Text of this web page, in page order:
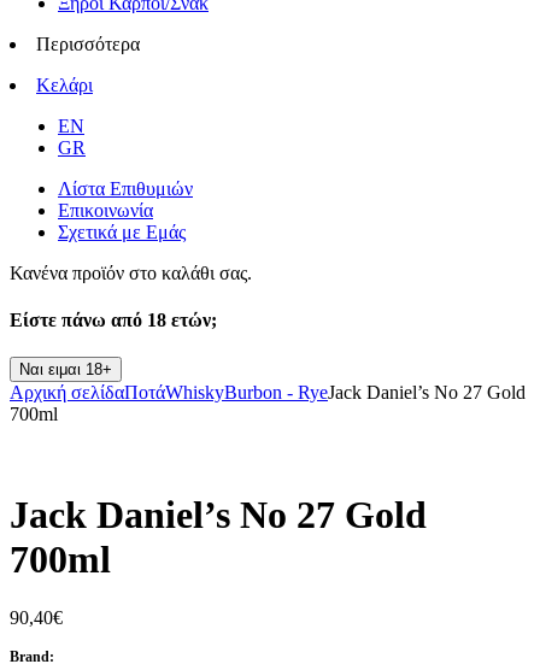
Περισσότερα
Κελάρι
EN
GR
Λίστα Επιθυμιών
Επικοινωνία
Σχετικά με Εμάς
Κανένα προϊόν στο καλάθι σας.
Είστε πάνω από 18 ετών;
Ναι ειμαι 18+
Αρχική σελίδαΠοτάWhiskyBurbon - RyeJack Daniel’s No 27 Gold
700ml
Jack Daniel’s No 27 Gold
700ml
90,40€
Brand: